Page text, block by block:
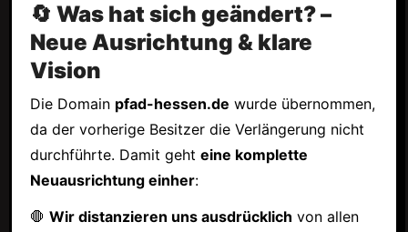
🔄 Was hat sich geändert? –
Neue Ausrichtung & klare
Vision
Die Domain pfad-hessen.de wurde übernommen,
da der vorherige Besitzer die Verlängerung nicht
durchführte. Damit geht eine komplette
Neuausrichtung einher:
🛑 Wir distanzieren uns ausdrücklich von allen